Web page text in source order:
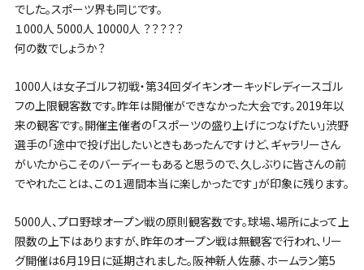
でした。スポーツ界も同じです。
１000人 5000人 10000人 ？？？？？
何の数でしょうか？
1000人は女子ゴルフ初戦・第34回ダイキンオーキッドレディースゴル
フの上限観客数です。昨年は開催ができなかった大会です。2019年以
来の観客です。開催主催者の「スポーツの盛り上げにつなげたい」渋野
選手の「途中で投げ出したいときもあったんですけど、ギャラリーさん
がいたからこそのバーディーもあると思うので、久しぶりに皆さんの前
でやれたことは、この１週間本当に楽しかったです」が印象に残ります。
5000人、プロ野球オープン戦の原則観客数です。球場、場所によって上
限数の上下はありますが、昨年のオープン戦は無観客で行われ、リー
グ開催は6月19日に延期されました。阪神新人佐藤、ホームラン第5